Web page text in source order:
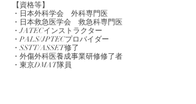
【資格等】
​・日本外科学会 外科専門医
・日本救急医学会 救急科専門医
・JATECインストラクター
​・PALS/JPTECプロバイダー
・SSTT/ASSET修了
・外傷外科医養成事業研修修了者
​・東京DMAT隊員